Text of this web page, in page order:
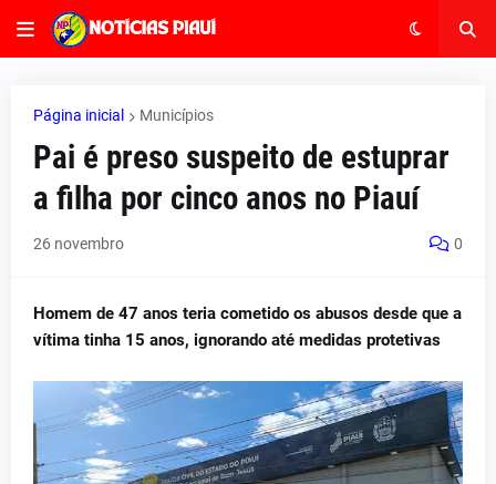
Página inicial Municípios
Pai é preso suspeito de estuprar
a filha por cinco anos no Piauí
26 novembro 0
Homem de 47 anos teria cometido os abusos desde que a
vítima tinha 15 anos, ignorando até medidas protetivas